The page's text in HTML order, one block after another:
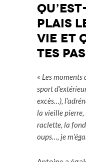
plais
vie et
tes
« Les
sport
excès…),
la vieille pierre,
raclette, la
oups…, je